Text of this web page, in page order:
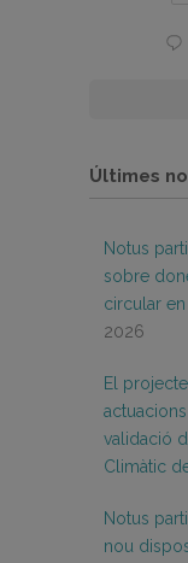
Últimes
Notus
sobre
circular
2026
El
validació
Climàtic
Notus
nou